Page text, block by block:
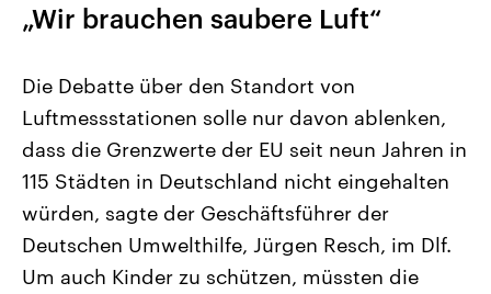
Landtagswahl Sachsen-Anhalt
2026
Alle Informationen
Sachsen-Anhalt wählt am 6.
September 2026 einen neuen
Bundesland von einer Koalition aus
USA
Aktuelle Beiträge,
Hintergründe
Wirtschaftlich und
gehören die Vereinigten
den mächtigsten Ländern
mit großem Einfluss auf
„Wir brauchen saubere Luft“
Die Debatte über den Standort von
Luftmessstationen solle nur davon ablenken,
dass die Grenzwerte der EU seit neun Jahren in
115 Städten in Deutschland nicht eingehalten
würden, sagte der Geschäftsführer der
Deutschen Umwelthilfe, Jürgen Resch, im Dlf.
Um auch Kinder zu schützen, müssten die